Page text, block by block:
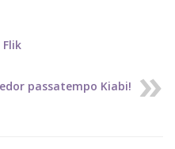
passatempo Kiabi!